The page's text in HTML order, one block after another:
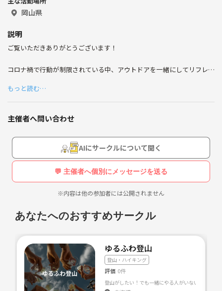
岡山県
説明
ご覧いただきありがとうございます！
コロナ禍で行動が制限されている中、アウトドアを一緒にしてリフレッ
いきなり集まって何かすると言うのも初対面になるのでまず集まって話
をして何をするかなどの予定も組まればなと思います😊
どんな方でも参加、よろしくお願い致します✨
もっと読む…
主催者へ問い合わせ
AIにサークルについて聞く
💬 主催者へ個別にメッセージを送る
※内容は他の参加者には公開されません
あなたへのおすすめサークル
ゆるふわ登山
登山・ハイキング
評価 0件